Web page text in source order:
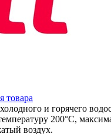
товара
и горячего
200°C,
воздух.